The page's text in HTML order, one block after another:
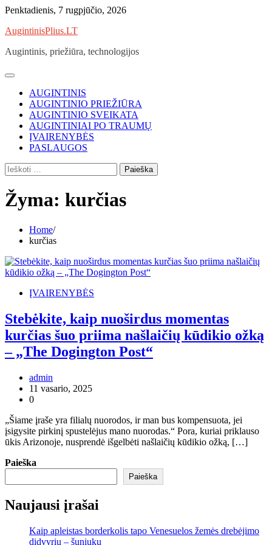
Skip
content
Penktadienis, 7 rugpjūčio, 2026
AugintinisPlius.LT
Augintinis, priežiūra, technologijos
AUGINTINIS
AUGINTINIO PRIEŽIŪRA
AUGINTINIO SVEIKATA
AUGINTINIAI PO TRAUMŲ
ĮVAIRENYBĖS
PASLAUGOS
Ieškoti:
Žyma: kurčias
Home
kurčias
ĮVAIRENYBĖS
Stebėkite, kaip nuoširdus momentas
kurčias šuo priima našlaičių kūdikio ožką
– „The Dogington Post“
admin
11 vasario, 2025
0
„Šiame įraše yra filialų nuorodos, ir man bus kompensuota, jei
įsigysite pirkinį spustelėjus mano nuorodas.“ Pora, kuriai priklauso
ūkis Arizonoje, nusprendė išgelbėti našlaičių kūdikio ožką, […]
Paieška
Paieška
Naujausi įrašai
Kaip apleistas borderkolis tapo Venesuelos žemės drebėjimo
didvyriu – šuniuku